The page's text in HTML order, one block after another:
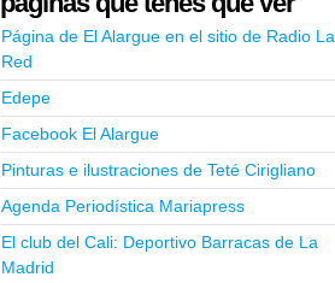
Página de El Alargue en el sitio de Radio La
Red
Edepe
Facebook El Alargue
Pinturas e ilustraciones de Teté Cirigliano
Agenda Periodística Mariapress
El club del Cali: Deportivo Barracas de La
Madrid